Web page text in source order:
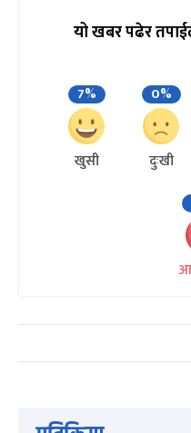
यो खबर पढेर
7%
खुसी
0%
दुःखी